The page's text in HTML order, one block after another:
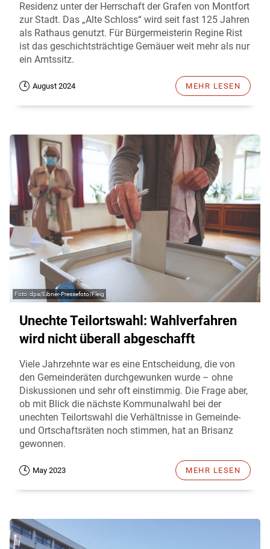
Residenz unter der Herrschaft der Grafen von Montfort
zur Stadt. Das „Alte Schloss“ wird seit fast 125 Jahren
als Rathaus genutzt. Für Bürgermeisterin Regine Rist
ist das geschichtsträchtige Gemäuer weit mehr als nur
ein Amtssitz.
August 2024 MEHR LESEN
dpa/Eibner-Pressefoto/Fleig
Unechte Teilortswahl: Wahlverfahren
wird nicht überall abgeschafft
Viele Jahrzehnte war es eine Entscheidung, die von
den Gemeinderäten durchgewunken wurde – ohne
Diskussionen und sehr oft einstimmig. Die Frage aber,
ob mit Blick die nächste Kommunalwahl bei der
unechten Teilortswahl die Verhältnisse in Gemeinde-
und Ortschaftsräten noch stimmen, hat an Brisanz
gewonnen.
May 2023 MEHR LESEN